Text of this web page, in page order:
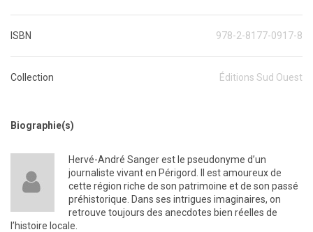
ISBN 978-2-8177-0917-8
Collection Éditions Sud Ouest
Biographie(s)
Hervé-André Sanger est le pseudonyme d’un
journaliste vivant en Périgord. Il est amoureux de
cette région riche de son patrimoine et de son passé
préhistorique. Dans ses intrigues imaginaires, on
retrouve toujours des anecdotes bien réelles de
l’histoire locale.